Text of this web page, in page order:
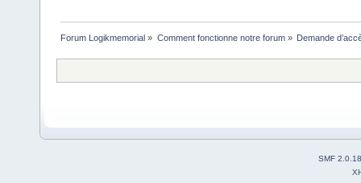
Forum Logikmemorial » Comment fonctionne notre forum» Demande
SMF 2.0.18